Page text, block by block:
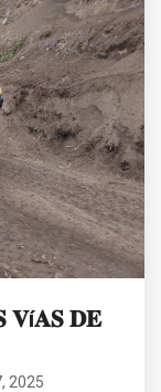
𝐕í𝐀𝐒 𝐃𝐄
2025